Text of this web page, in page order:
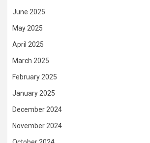
June 2025
May 2025
April 2025
March 2025
February 2025
January 2025
December 2024
November 2024